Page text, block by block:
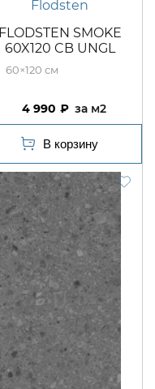
Flodsten
FLODSTEN SMOKE
60X120 CB UNGL
60×120
4 990 м2